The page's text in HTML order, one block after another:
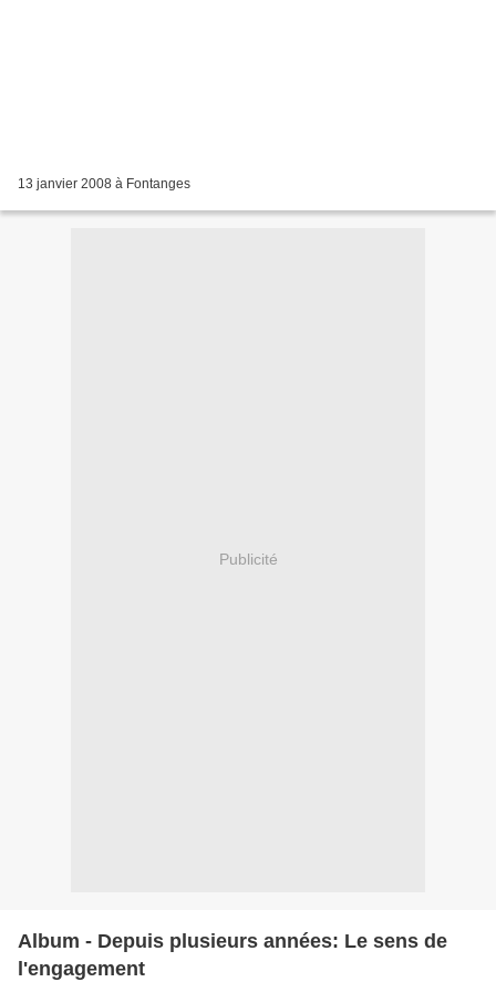
13 janvier 2008 à Fontanges
Publicité
Album - Depuis plusieurs années: Le sens de
l'engagement